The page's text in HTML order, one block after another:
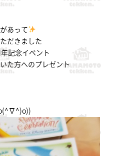
あって
だきました
記念イベント
た方へのプレゼント